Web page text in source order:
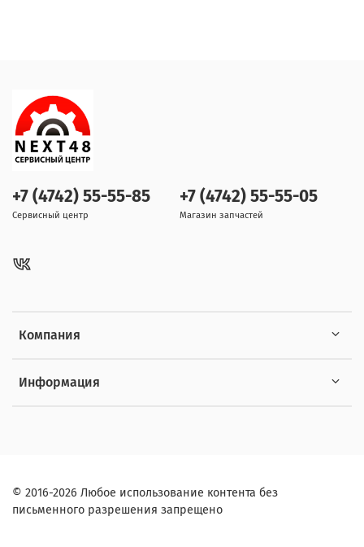
Компания
Информация
+7 (4742) 55-55-85
Сервисный центр
+7 (4742) 55-55-05
Магазин запчастей
© 2016-2026 Любое использование контента без
письменного разрешения запрещено